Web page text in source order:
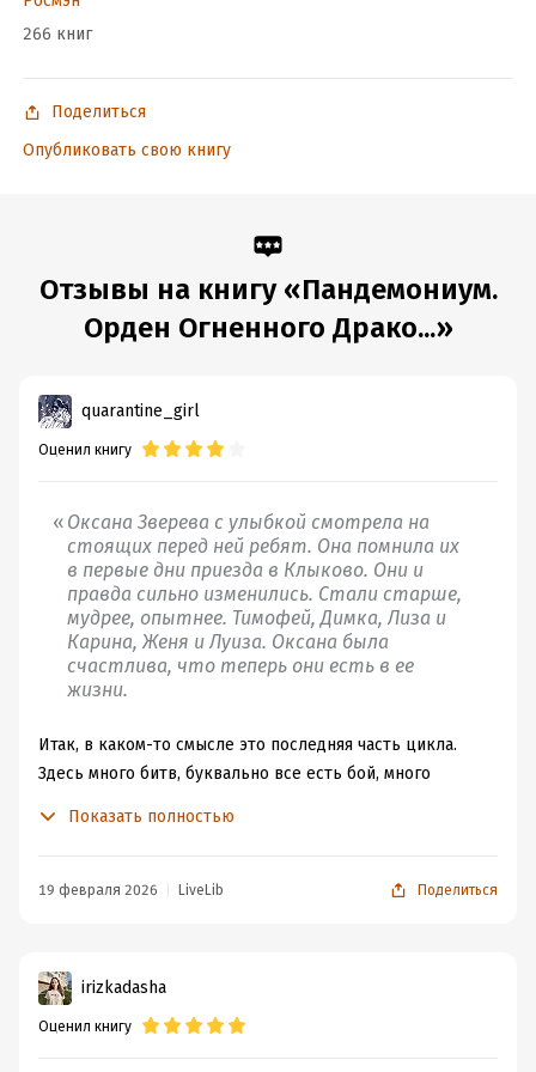
266 книг
Поделиться
Опубликовать свою книгу
Отзывы на книгу «Пандемониум.
Орден Огненного Драко...»
quarantine_girl
Оценил книгу
Оксана Зверева с улыбкой смотрела на
стоящих перед ней ребят. Она помнила их
в первые дни приезда в Клыково. Они и
правда сильно изменились. Стали старше,
мудрее, опытнее. Тимофей, Димка, Лиза и
Карина, Женя и Луиза. Оксана была
счастлива, что теперь они есть в ее
жизни.
Итак, в каком-то смысле это последняя часть цикла.
Здесь много битв, буквально все есть бой, много
цикл о чернокнижце), и в формате романа ( Тьма в
достойное, но в любом случае имейте в виду.
Что здесь всё-таки было интересного? Диничные битвы
и то, что это было на постоянной основе, не надоедало,
Показать полностью
19 февраля 2026 LiveLib Поделиться
irizkadasha
Оценил книгу